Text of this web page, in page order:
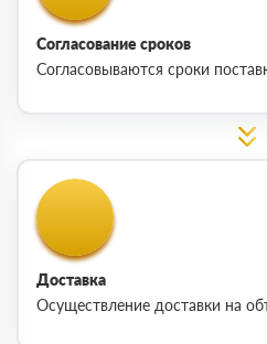
Согласование сроков
Согласовываются сроки
Доставка
Осуществление доставки на